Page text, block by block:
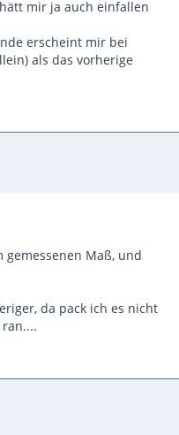
mir ja auch einfallen
erscheint mir bei
als das vorherige
gemessenen Maß, und
da pack ich es nicht